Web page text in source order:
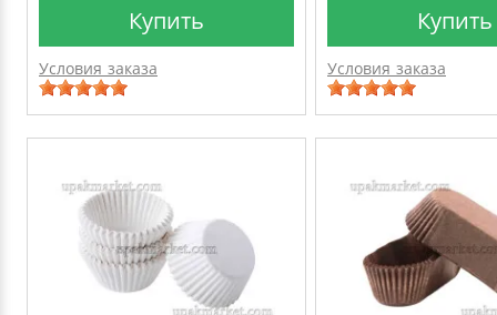
Купить
Условия заказа
Купить
Условия заказа